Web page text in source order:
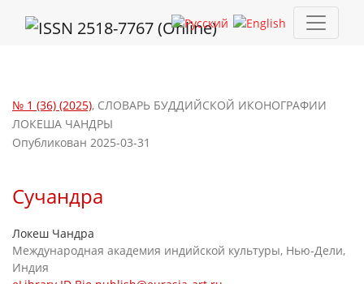
№ 1 (36) (2025), СЛОВАРЬ БУДДИЙСКОЙ ИКОНОГРАФИИ
ЛОКЕША ЧАНДРЫ
Сучандра
Опубликован 2025-03-31
Локеш Чандра
Международная академия индийской культуры, Нью-Дели,
Индия